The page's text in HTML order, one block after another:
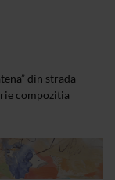
din strada
compozitia